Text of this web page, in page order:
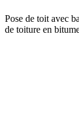
Pose de toit avec
de toiture en